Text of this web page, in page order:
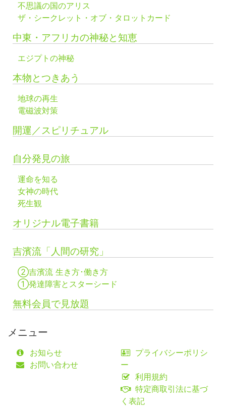
不思議の国のアリス
ザ・シークレット・オブ・タロットカード
中東・アフリカの神秘と知恵
エジプトの神秘
本物とつきあう
地球の再生
電磁波対策
開運／スピリチュアル
自分発見の旅
運命を知る
女神の時代
死生観
オリジナル電子書籍
吉濱流「人間の研究」
②吉濱流 生き方･働き方
①発達障害とスターシード
無料会員で見放題
メニュー
お知らせ
お問い合わせ
プライバシーポリシ
ー
利用規約
特定商取引法に基づ
く表記